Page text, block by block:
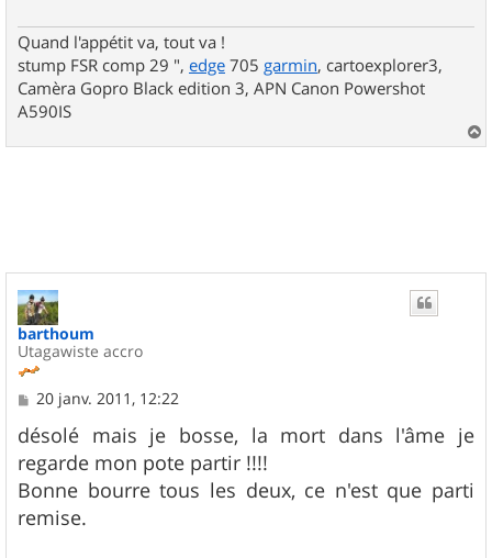
Quand l'appétit va, tout va !
stump FSR comp 29 ", edge 705 garmin, cartoexplorer3,
Camèra Gopro Black edition 3, APN Canon Powershot
A590IS
a
barthoum
Utagawiste accro
M
s
s
a
g
e
20 janv. 2011, 12:22
désolé mais je bosse, la mort dans l'âme je
regarde mon pote partir !!!!
Bonne bourre tous les deux, ce n'est que parti
remise.